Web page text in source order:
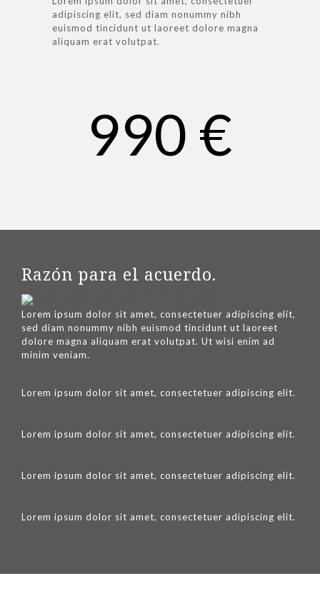
adipiscing elit, sed diam nonummy nibh
euismod tincidunt ut laoreet dolore magna
aliquam erat volutpat.
990 €
Razón para el acuerdo.
Lorem ipsum dolor sit amet, consectetuer adipiscing elit,
sed diam nonummy nibh euismod tincidunt ut laoreet
dolore magna aliquam erat volutpat. Ut wisi enim ad
minim veniam.
Lorem ipsum dolor sit amet, consectetuer adipiscing elit.
Lorem ipsum dolor sit amet, consectetuer adipiscing elit.
Lorem ipsum dolor sit amet, consectetuer adipiscing elit.
Lorem ipsum dolor sit amet, consectetuer adipiscing elit.